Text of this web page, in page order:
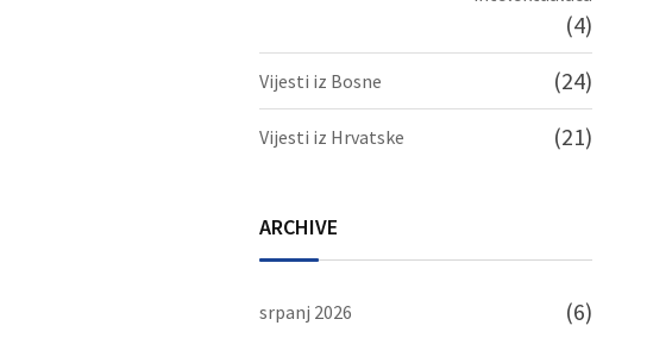
(4)
Vijesti iz Bosne (24)
Vijesti iz Hrvatske (21)
ARCHIVE
srpanj 2026 (6)